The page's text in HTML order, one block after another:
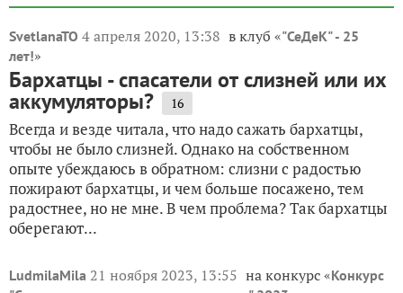
SvetlanaTO 4 апреля 2020, 13:38 в клуб «"СеДеК" - 25
лет!»
Бархатцы - спасатели от слизней или их
аккумуляторы? 16
Всегда и везде читала, что надо сажать бархатцы,
чтобы не было слизней. Однако на собственном
опыте убеждаюсь в обратном: слизни с радостью
пожирают бархатцы, и чем больше посажено, тем
радостнее, но не мне. В чем проблема? Так бархатцы
оберегают...
LudmilaMila 21 ноября 2023, 13:55 на конкурс «Конкурс